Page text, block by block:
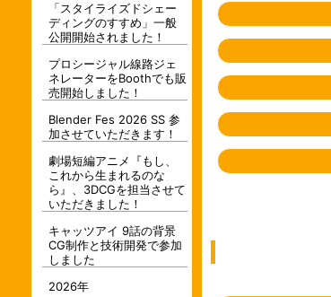
「スタイライズドシェー
ディングのすすめ」一般
公開開始されました！
プロシージャル線路ジェ
ネレーターをBoothでも販
売開始しました！
Blender Fes 2026 SS 参
加させていただきます！
劇場短編アニメ『もし、
これから生まれるのな
ら』、3DCGを担当させて
いただきました！
キャッツアイ 9話の背景
CG制作と技術開発で参加
しました
2026年